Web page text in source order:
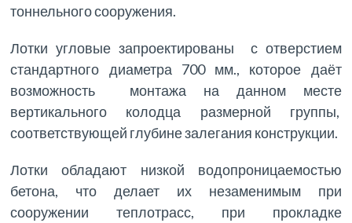
тоннельного сооружения.
Лотки угловые запроектированы с отверстием
стандартного диаметра 700 мм., которое даёт
возможность монтажа на данном месте
вертикального колодца размерной группы,
соответствующей глубине залегания конструкции.
Лотки обладают низкой водопроницаемостью
бетона, что делает их незаменимым при
сооружении теплотрасс, при прокладке